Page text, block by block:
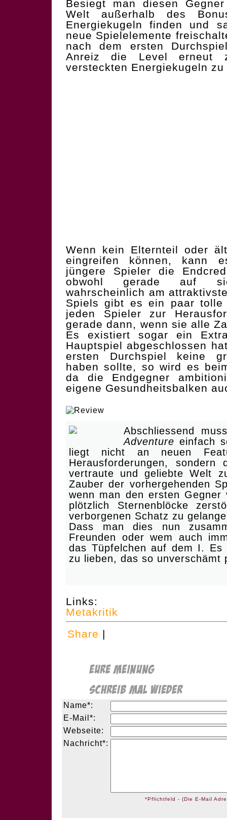
Besiegt man diesen
Welt außerhalb des
Energiekugeln finden und
neue Spielelemente
nach dem ersten
Anreiz die Level erneut
versteckten Energiekugeln
Wenn kein Elternteil oder
eingreifen können, kann
jüngere Spieler die
obwohl gerade auf
wahrscheinlich am
Spiels gibt es ein paar tolle
jeden Spieler zur
gerade dann, wenn sie alle
Es existiert sogar ein
Hauptspiel abgeschlossen
ersten Durchspiel keine
haben sollte, so wird es
da die Endgegner
eigene Gesundheitsbalken
Abschliessend
Adventure einfach
liegt nicht an neuen
Herausforderungen,
vertraute und geliebte Welt
Zauber der vorhergehenden
wenn man den ersten
plötzlich Sternenblöcke
verborgenen Schatz zu
Dass man dies nun
Freunden oder wem auch
das Tüpfelchen auf dem I.
zu lieben, das so
Links:
Metakritik
Share |
Name*:
E-Mail*:
Webseite:
Nachricht*:
*Pflichtfeld - (Die E-Mail